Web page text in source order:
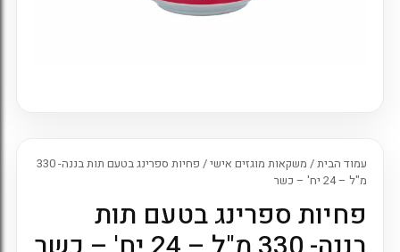
עמוד הבית/ משקאות מוגזים אישי
/ פחיות ספרינג בטעם תות בננה- 330
מ"ל – 24 יח' – כשר
פחיות ספרינג בטעם תות